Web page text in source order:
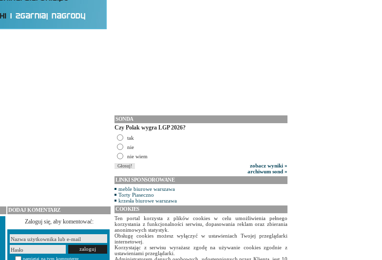
DODAJ KOMENTARZ
Zaloguj się, aby komentować:
pamiętaj na tym komputerze
SONDA
Czy Polak wygra LGP 2026?
tak
nie
nie wiem
zobacz wyniki »
archiwum sond »
LINKI SPONSOROWANE
meble biurowe warszawa
Torty Piaseczno
krzesła biurowe warszawa
COOKIES
Ten portal korzysta z plików cookies w celu umożliwienia pełnego
korzystania z funkcjonalności serwisu, dopasowania reklam oraz zbierania
anonimowych statystyk.
Obsługę cookies możesz wyłączyć w ustawieniach Twojej przeglądarki
internetowej.
Korzystając z serwisu wyrażasz zgodę na używanie cookies zgodnie z
ustawieniami przeglądarki.